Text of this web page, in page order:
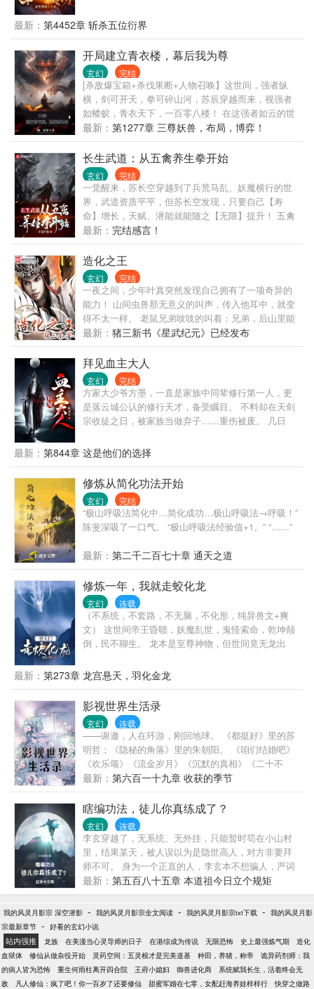
得无名宝塔，穿越到这个玄幻异世界，以废品血脉踏
上了逆天修炼之途。
最新： 第4452章 斩杀五位衍界
开局建立青衣楼，幕后我为尊
玄幻 完结
[杀敌爆宝箱+杀伐果断+人物召唤】这世间，强者纵
横，剑可开天，拳可碎山河，苏辰穿越而来，视强者
如蝼蚁，青衣天下，一百零八楼！ 在这强者如云的世
间，不拜强者，不服王者，只信手中拳即是权！ 手下
强者！ 朝天一棍，米苍穹，棍出天下惊。 阿鼻道三刀
归海一刀，邪出天下！ 小楼一夜听春雨，圆月弯刀丁
鹏 白云城主叶孤城，天外飞仙，天下无我。 万梅山
主，西门吹雪，一剑霜寒归西来。 天下权力，唯我权
力帮，拳即是权！李沉舟。 独霸天下，唯我无敌，燕
狂徒 高武人物：庞斑，宋缺，聂风，步惊云，无名。
霹雳人物：武君罗喉，死国之神。 ------------
最新： 第1277章 三尊妖兽，布局，博弈！
长生武道：从五禽养生拳开始
玄幻 完结
一觉醒来，苏长空穿越到了兵荒马乱、妖魔横行的世
界，武道资质平平，但苏长空发现，只要自己【寿
命】增长，天赋、潜能就能随之【无限】提升！ 五禽
戏：模仿虎、鹿、熊、猿、鸟等动物，习之可强身健
体，身手敏捷，百病不生！ 龟息真定功：仿生气功，
如千年老龟呼吸吐纳，纳气久闭，延年益寿！ 天蚕神
功：天蚕九变，破茧成蝶，返老还童，打通生死玄
关，每次蜕变都是一次重生！ 修养生拳法，练长生之
气！长生路上多尸骸，苏长空走上了一条天地灭而我
不灭的长生武道！
最新： 完结感言！
造化之王
玄幻 完结
一夜之间，少年叶真突然发现自己拥有了一项奇异的
能力！ 山间虫兽那无意义的叫声，传入他耳中，就变
得不太一样。 老鼠兄弟吱吱的叫着：兄弟，后山里能
让我们体型增长数十倍的宝贝快滴落了，快走！ 一群
蚊子在叽叽喳喳：那两个家伙又来了，兄弟们，快
上，吸个饱！ 一只云翼幼虎面对叶真发出一声又一声
慑人心魄的虎啸：妈妈不在家，别过来，再过来吃了
你！ 一切，都因此改变！ 猪三最新的新书《基因大时
代》已经发布，兄弟姐妹们收藏推荐走一波呐。 嫌新
书字少的兄弟，可以宰杀猪三的万订精品老书《掌御
星辰》。 最后，老猪向兄弟们伸蹄子啦！ 交流区，
504。）
最新： 猪三新书《星武纪元》已经发布
拜见血主大人
玄幻 完结
方家大少爷方墨，一直是家族中同辈修行第一人，更
是落云城公认的修行天才，备受瞩目。 不料却在天剑
宗收徒之日，被家族当做弃子……重伤被废。 几日
一道黑色身影默默看着不远处的方家， “我亲爱的父亲
大人，游戏开始了……”
最新： 第844章 这是他们的选择
修炼从简化功法开始
玄幻 完结
“极山呼吸法简化中…简化成功…极山呼吸法→呼吸！”
陈斐深吸了一口气。 “极山呼吸法经验值+1。” “……”
最新： 第二千二百七十章 通天之道
修炼一年，我就走蛟化龙
玄幻 连载
（不系统，不套路，不无脑，不化形，纯异兽文+爽
文） 这世间帝王昏聩，妖魔乱世，鬼怪索命，乾坤颠
倒，民不聊生。 龙本是至尊神物，但世间竟无龙出
许世间有龙。 只因龙天生掌控天地之力，凌驾众生之
上，俯瞰万物。 神龙一出，谁与争锋。 当君泽穿越而
来，重生成蛇，他便仰天长啸：吾要登天门，走蛟化
龙。
最新： 第273章 龙宫悬天，羽化金龙
影视世界生活录
玄幻 连载
——谢邀，人在环游，刚回地球。 《都挺好》里的苏
明哲；《隐秘的角落》里的朱朝阳。 《咱们结婚吧》
《欢乐颂》《流金岁月》《沉默的真相》《二十不
惑》《三十而已》《小舍得》《奋斗》《前任三》
《搜索》《北京爱情故事》《好先生》《我是余欢
水》《少年派》《我的体育老师》《致青春》《小欢
喜》《小时代》… 剧名不分先后，后面会随时补充，
以都市剧为主。 已有一百六十多万字的完本作品，大
家放心入坑。
最新： 第六百一十九章 收获的季节
瞎编功法，徒儿你真练成了？
玄幻 连载
李玄穿越了，无系统、无外挂，只能暂时苟在小山村
里，结果某天，被人误以为是隐世高人，对方非要拜
师不可。 身为一个正直的人，李玄本不想骗人，严词
拒绝的，奈何对方给的实在太多了，只好瞎编了一套
修炼功法，准备糊弄过去——结果，徒弟竟然修炼成
功了！ 看着筋骨雷鸣，气血如罡的徒弟，李玄目瞪口
呆：“我瞎编的啊，怎么就修炼成功了，你这是什么妖
孽啊？！” 这个时候，金手指出现了：“你徒弟修炼你
编的功法入门，你直接功法大成，实力百倍于同境！”
ps：已有高订2万完本书《我宅了百年出门已无敌》，
感觉可入眼的，可以去老书转转哈^_^
最新： 第五百八十五章 本道祖今日立个规矩
我的风灵月影宗 深空潜影 - 我的风灵月影宗全文阅读 - 我的风灵月影宗txt下载 - 我的风灵月影
宗最新章节 - 好看的玄幻小说
站内强推 龙族 在美漫当心灵导师的日子 在港综成为传说 无限恐怖 史上最强炼气期
造化
血狱体
修仙从做杂役开始 灵药空间：五灵根才是完美道基 种田，养猪，称帝
诡异药剂师：我
的病人皆为恐怖
重生何雨柱离开四合院 王府小媳妇 御兽进化商
系统赋我长生，活着终会无
敌
凡人修仙：疯了吧！你一百岁了还要修仙 甜蜜军婚在七零，女配赶海养娃样样行
快穿之做路